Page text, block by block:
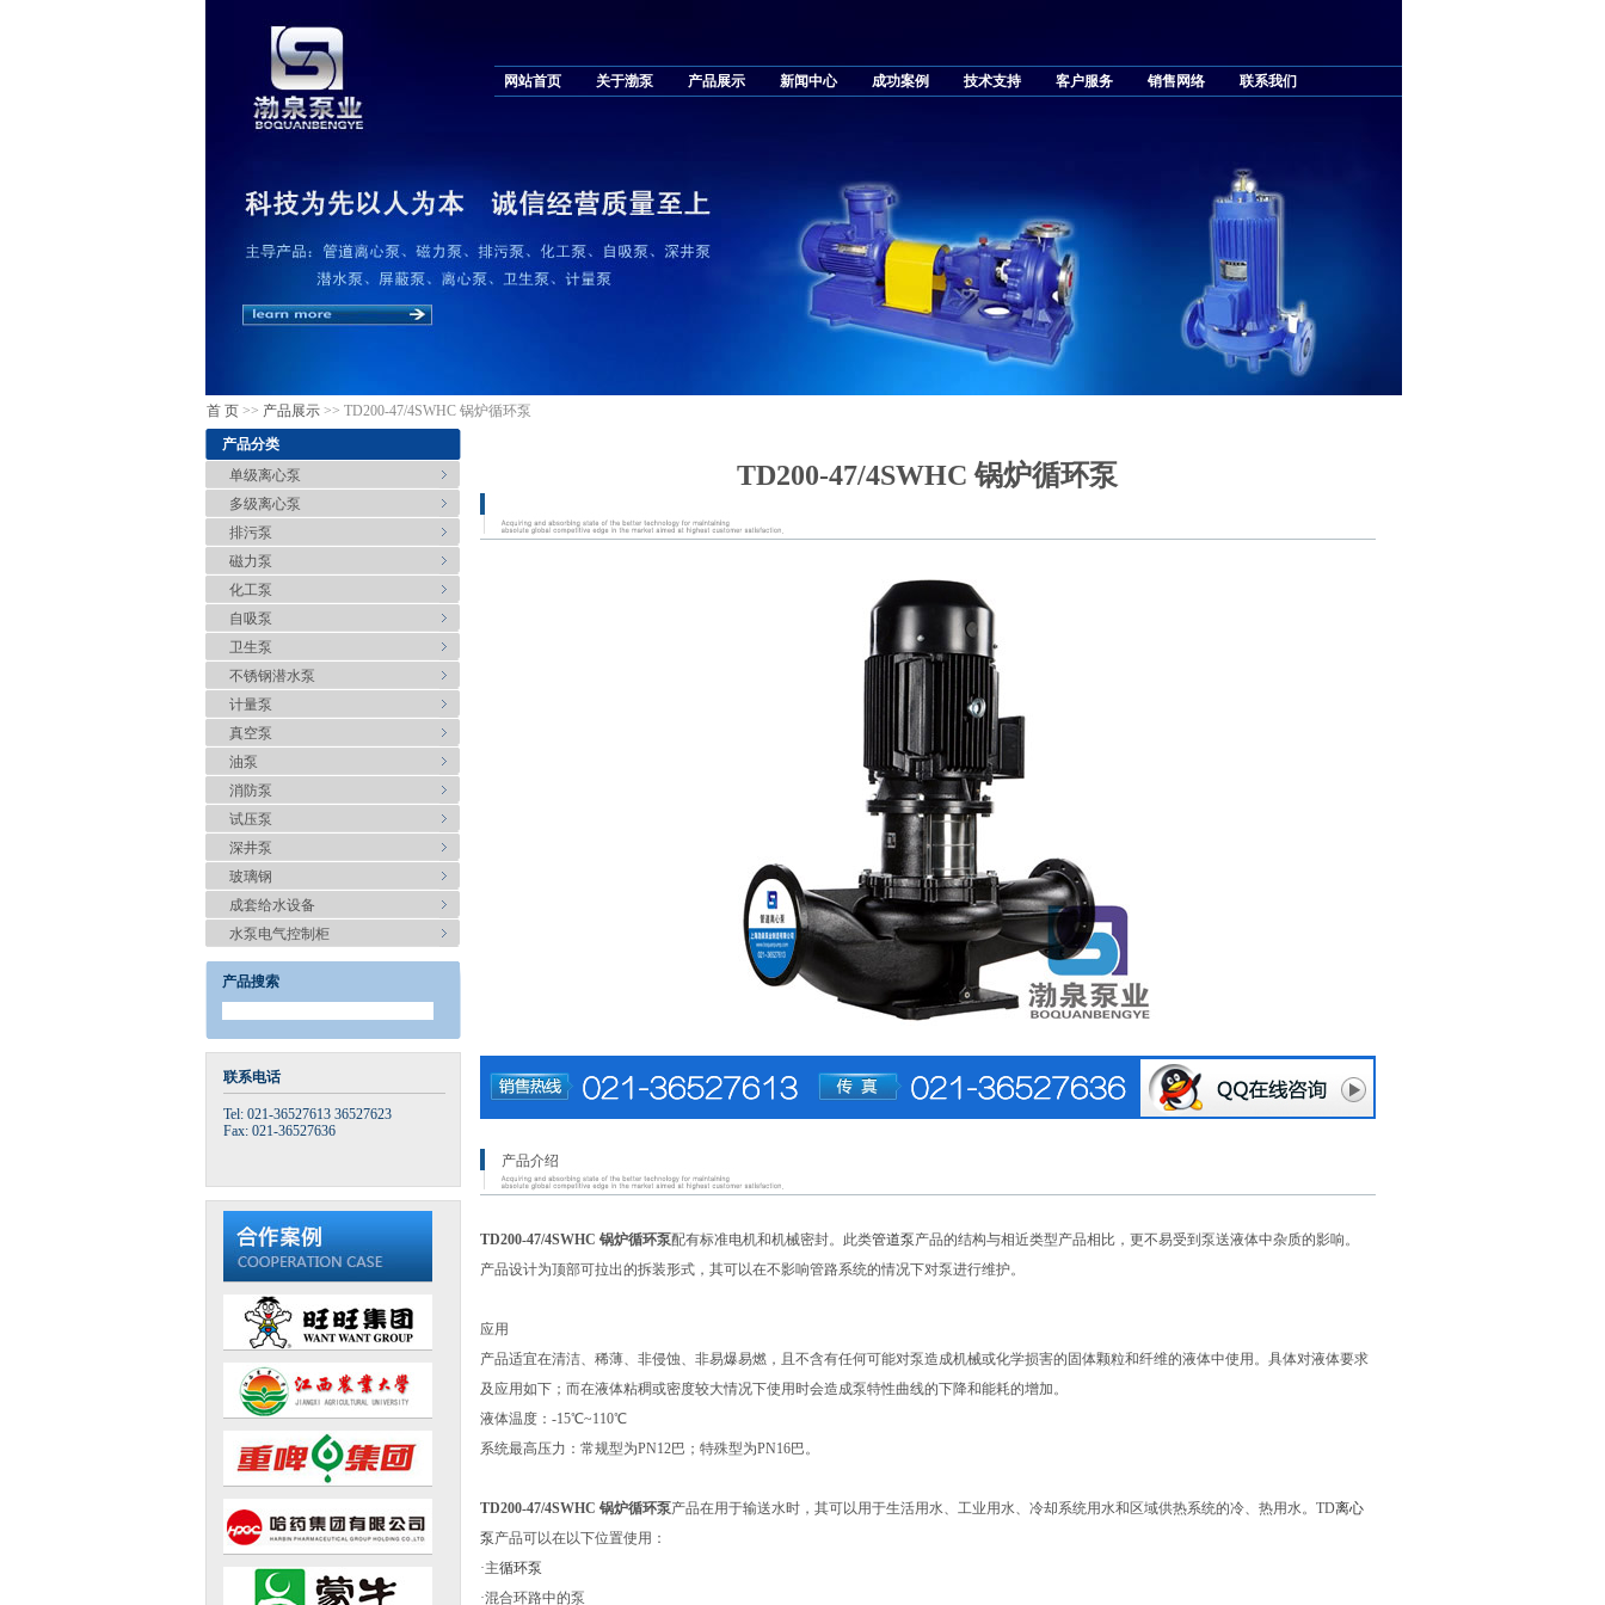
网站首页 关于渤泵 产品展示 新闻中心 成功案例 技术支持 客户服务 销售网络 联系我们
首 页>> 产品展示>> TD200-47/4SWHC 锅炉循环泵
产品分类
单级离心泵
多级离心泵
排污泵
磁力泵
化工泵
自吸泵
卫生泵
不锈钢潜水泵
计量泵
真空泵
油泵
消防泵
试压泵
深井泵
玻璃钢
成套给水设备
水泵电气控制柜
产品搜索
联系电话
Tel: 021-36527613 36527623
Fax: 021-36527636
TD200-47/4SWHC 锅炉循环泵
产品介绍
TD200-47/4SWHC 锅炉循环泵配有标准电机和机械密封。此类管道泵产品的结构与相近类型产品相比，更不易受到泵送液体中杂质的影响。
产品设计为顶部可拉出的拆装形式，其可以在不影响管路系统的情况下对泵进行维护。
应用
产品适宜在清洁、稀薄、非侵蚀、非易爆易燃，且不含有任何可能对泵造成机械或化学损害的固体颗粒和纤维的液体中使用。具体对液体要求
及应用如下；而在液体粘稠或密度较大情况下使用时会造成泵特性曲线的下降和能耗的增加。
液体温度：-15℃~110℃
系统最高压力：常规型为PN12巴；特殊型为PN16巴。
TD200-47/4SWHC 锅炉循环泵产品在用于输送水时，其可以用于生活用水、工业用水、冷却系统用水和区域供热系统的冷、热用水。TD离心
泵产品可以在以下位置使用：
·主循环泵
·混合环路中的泵